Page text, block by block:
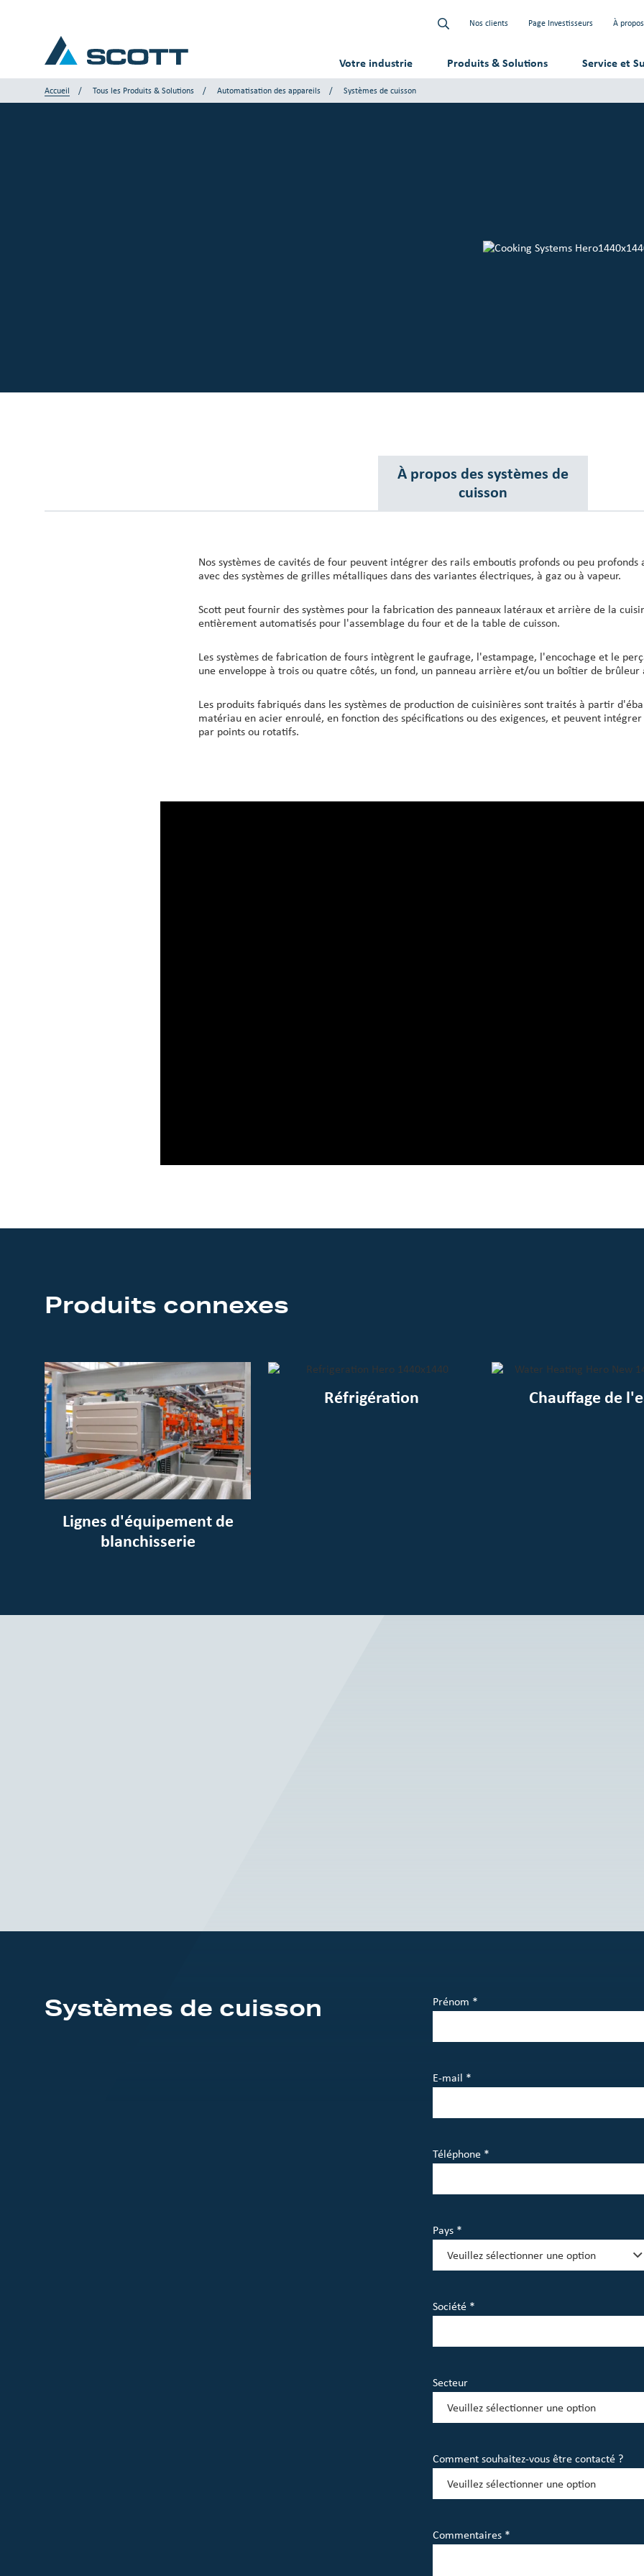
Nos clients Page Investisseurs À
Votre industrie Produits & Solutions Service et
À propos de Scott
Accueil Tous les Produits & Solutions Automatisation des appareils Systèmes de cuisson
À propos des systèmes de
cuisson
Nos systèmes de cavités de four peuvent intégrer des rails emboutis profonds ou peu profonds
avec des systèmes de grilles métalliques dans des variantes électriques, à gaz ou à vapeur.
Scott peut fournir des systèmes pour la fabrication des panneaux latéraux et arrière de la
entièrement automatisés pour l'assemblage du four et de la table de cuisson.
Les systèmes de fabrication de fours intègrent le gaufrage, l'estampage, l'encochage et le
une enveloppe à trois ou quatre côtés, un fond, un panneau arrière et/ou un boîtier de brûleur
Les produits fabriqués dans les systèmes de production de cuisinières sont traités à partir
matériau en acier enroulé, en fonction des spécifications ou des exigences, et peuvent intégrer
par points ou rotatifs.
Produits connexes
Lignes d'équipement de
blanchisserie
Réfrigération Chauffage de
Systèmes de cuisson Prénom *
E-mail *
Téléphone *
Pays *
Société *
Secteur
Comment souhaitez-vous être contacté ?
Commentaires *